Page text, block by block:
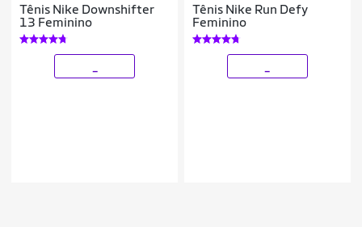
Tênis Nike Downshifter
13 Feminino
Tênis Nike Run Defy
Feminino